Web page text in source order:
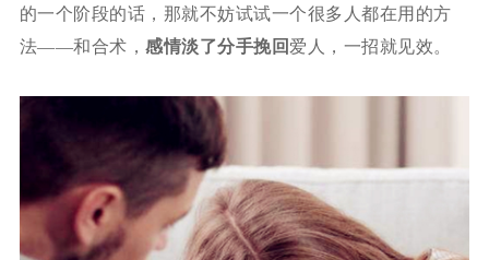
的一个阶段的话，那就不妨试试一个很多人都在用的方
法——和合术，感情淡了分手挽回 爱人，一招就见效。